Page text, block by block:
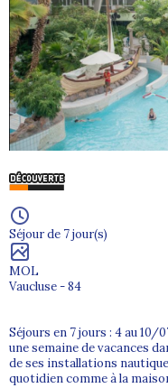
Séjour de 7 jour(s)
MOL
Vaucluse - 84
Séjours en 7 jours : 4 au 10/
une semaine de vacances
de ses installations
quotidien comme à la maison.